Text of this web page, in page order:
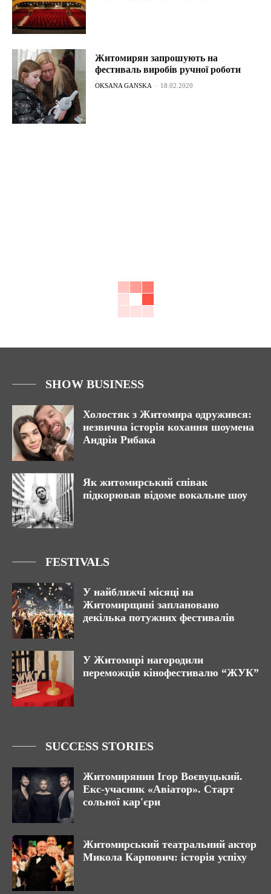
Житомирян запрошують на
фестиваль виробів ручної роботи
OKSANA GANSKA - 18.02.2020
SHOW BUSINESS
Холостяк з Житомира одружився:
незвична історія кохання шоумена
Андрія Рибака
Як житомирський співак
підкорював відоме вокальне шоу
FESTIVALS
У найближчі місяці на
Житомирщині заплановано
декілька потужних фестивалів
У Житомирі нагородили
переможців кінофестивалю “ЖУК”
SUCCESS STORIES
Житомирянин Ігор Воєвуцький.
Екс-учасник «Авіатор». Старт
сольної кар'єри
Житомирський театральний актор
Микола Карпович: історія успіху